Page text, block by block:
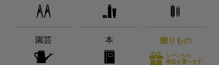
園芸 本 贈りもの
シーンから
商品を選べます